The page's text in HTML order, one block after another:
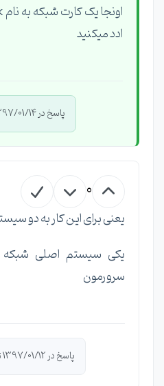
ادد میکنید
پاسخ در 1397/01/14 توسط
0
یعنی برای این کار به دو
سرورمون
پاسخ در 1397/01/12 توسط